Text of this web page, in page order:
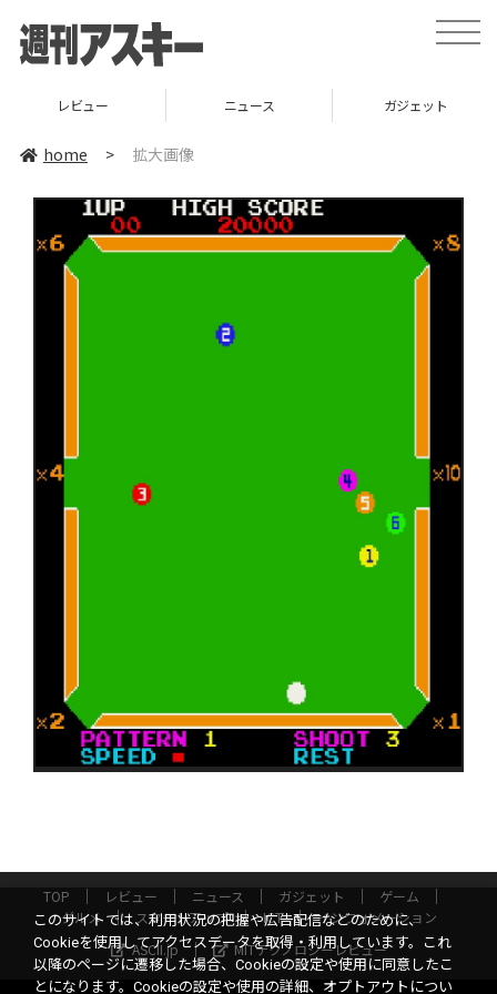
toggle
レビュー ニュース ガジェット
home > 拡大画像
TOP レビュー ニュース ガジェット
ゲーム
グルメ
スタートアップ ICT
インフォメーション
ASCII.jp
MITテクノロジーレビュー
このサイトでは、利用状況の把握や広告配信などのために、
Cookieを使用してアクセスデータを取得・利用しています。これ
以降のページに遷移した場合、Cookieの設定や使用に同意したこ
とになります。Cookieの設定や使用の詳細、オプトアウトについ